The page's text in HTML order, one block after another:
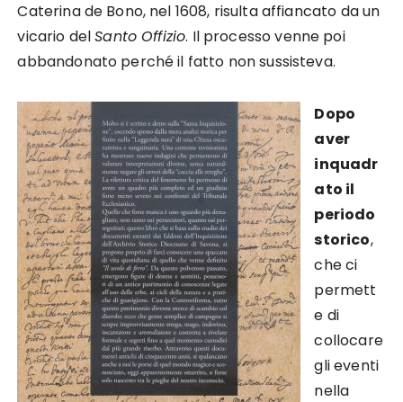
Caterina de Bono, nel 1608, risulta affiancato da un
vicario delSanto Offizio. Il processo venne poi
abbandonato perché il fatto non sussisteva.
Dopo
aver
inquadr
ato il
periodo
storico,
che ci
permett
e di
collocare
gli eventi
nella